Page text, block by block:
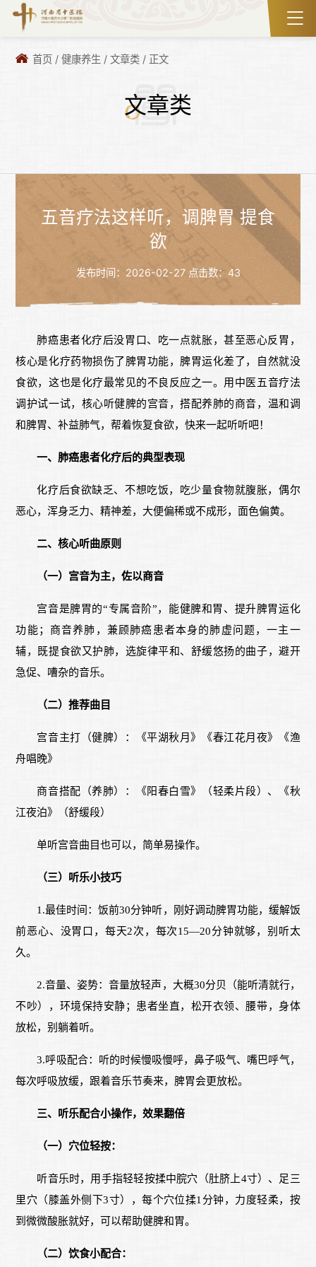
首页 /健康养生 /文章类 / 正文
文章类
五音疗法这样听，调脾胃 提食
欲
发布时间：2026-02-27 点击数： 43
肺癌患者化疗后没胃口、吃一点就胀，甚至恶心反胃，
核心是化疗药物损伤了脾胃功能，脾胃运化差了，自然就没
食欲，这也是化疗最常见的不良反应之一。用中医五音疗法
调护试一试，核心听健脾的宫音，搭配养肺的商音，温和调
和脾胃、补益肺气，帮着恢复食欲，快来一起听听吧！
一、肺癌患者化疗后的典型表现
化疗后食欲缺乏、不想吃饭，吃少量食物就腹胀，偶尔
恶心，浑身乏力、精神差，大便偏稀或不成形，面色偏黄。
二、核心听曲原则
（一）宫音为主，佐以商音
宫音是脾胃的“专属音阶”，能健脾和胃、提升脾胃运化
功能；商音养肺，兼顾肺癌患者本身的肺虚问题，一主一
辅，既提食欲又护肺，选旋律平和、舒缓悠扬的曲子，避开
急促、嘈杂的音乐。
（二）推荐曲目
宫音主打（健脾）：《平湖秋月》《春江花月夜》《渔
舟唱晚》
商音搭配（养肺）：《阳春白雪》（轻柔片段）、《秋
江夜泊》（舒缓段）
单听宫音曲目也可以，简单易操作。
（三）听乐小技巧
1.最佳时间：饭前30分钟听，刚好调动脾胃功能，缓解饭
前恶心、没胃口，每天2次，每次15—20分钟就够，别听太
久。
2.音量、姿势：音量放轻声，大概30分贝（能听清就行，
不吵），环境保持安静；患者坐直，松开衣领、腰带，身体
放松，别躺着听。
3.呼吸配合：听的时候慢吸慢呼，鼻子吸气、嘴巴呼气，
每次呼吸放缓，跟着音乐节奏来，脾胃会更放松。
三、听乐配合小操作，效果翻倍
（一）穴位轻按：
听音乐时，用手指轻轻按揉中脘穴（肚脐上4寸）、足三
里穴（膝盖外侧下3寸），每个穴位揉1分钟，力度轻柔，按
到微微酸胀就好，可以帮助健脾和胃。
（二）饮食小配合：